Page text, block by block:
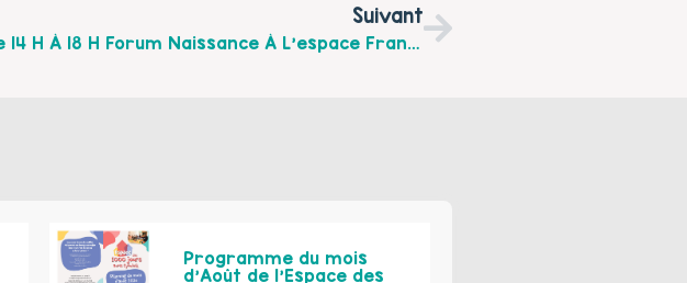
Suivant
Le Jeudi 3 Mars De 14 H À 18 H Forum Naissance À L’espace Francis Sagot À Fruges
Programme du mois
d’Août de l’Espace des